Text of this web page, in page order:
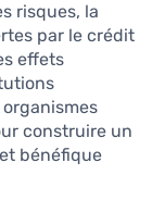
risques, la
par le crédit
effets
construire un
bénéfique